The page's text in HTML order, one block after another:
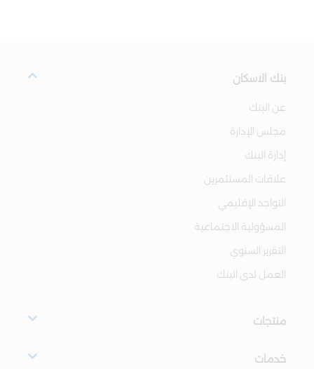
بنك الاسكان
عن البنك
مجلس الإدارة
إدارة البنك
علاقات المستثمرين
التواجد الإقليمي
المسؤولية الاجتماعية
التقرير السنوي
العمل لدى البنك
منتجات
خدمات